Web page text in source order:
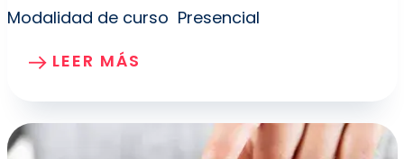
Modalidad de curso Presencial
LEER MÁS